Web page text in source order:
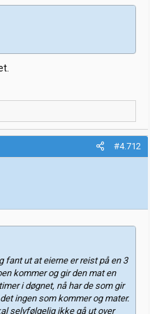
#4.712
fant ut at eierne er reist på en 3
kommer og gir den mat en
i døgnet, nå har de som gir
ingen som kommer og mater.
selvfølgelig ikke gå ut over